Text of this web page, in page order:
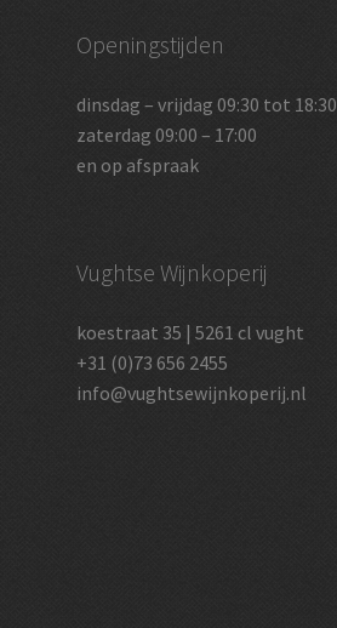
Openingstijden
dinsdag – vrijdag 09:30 tot 18:30
zaterdag 09:00 – 17:00
en op afspraak
Vughtse Wijnkoperij
koestraat 35 | 5261 cl vught
+31 (0)73 656 2455
info@vughtsewijnkoperij.nl